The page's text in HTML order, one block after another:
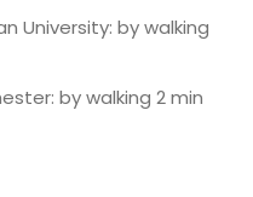
University: by walking
by walking 2 min